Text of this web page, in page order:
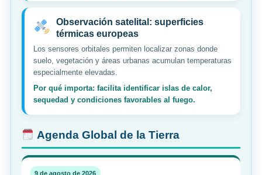
Observación satelital: superficies
térmicas europeas
Los sensores orbitales permiten localizar zonas donde
suelo, vegetación y áreas urbanas acumulan temperaturas
especialmente elevadas.
Por qué importa: facilita identificar islas de calor,
sequedad y condiciones favorables al fuego.
Agenda Global de la Tierra
9 de agosto de 2026